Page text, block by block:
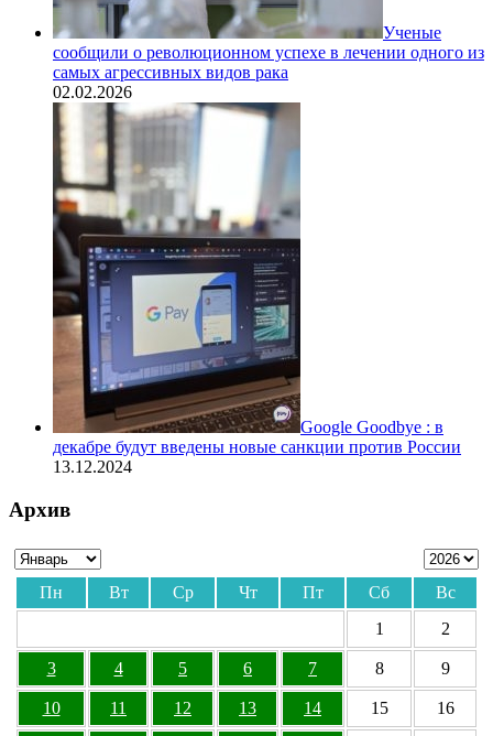
Ученые
сообщили о революционном успехе в лечении одного из
самых агрессивных видов рака
02.02.2026
Google Goodbye : в
декабре будут введены новые санкции против России
13.12.2024
Архив
Пн Вт Ср Чт Пт Сб
Вс
1
2
3 4 5 6 7 8 9
10 11 12 13 14 15 16